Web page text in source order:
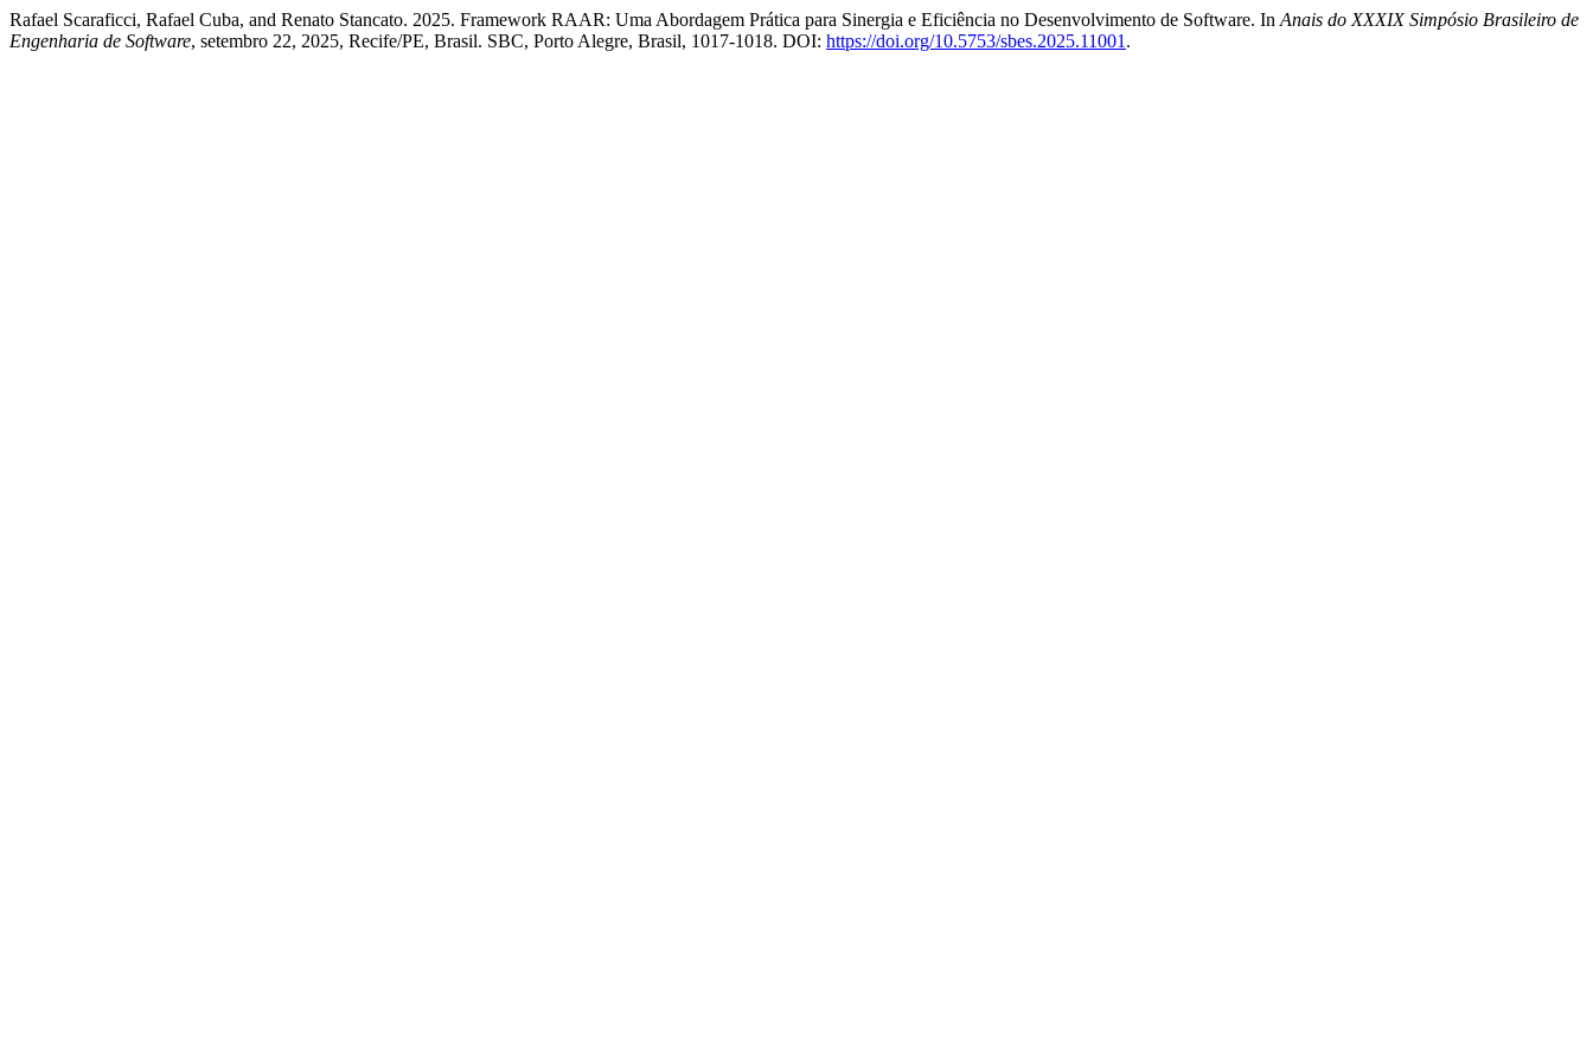
Rafael Scaraficci, Rafael Cuba, and Renato Stancato. 2025. Framework RAAR: Uma Abordagem Prática para Sinergia e Eficiência no Desenvolvimento de Software. In Anais do XXXIX Simpósio Brasileiro de
Engenharia de Software, setembro 22, 2025, Recife/PE, Brasil. SBC, Porto Alegre, Brasil, 1017-1018. DOI: https://doi.org/10.5753/sbes.2025.11001 .